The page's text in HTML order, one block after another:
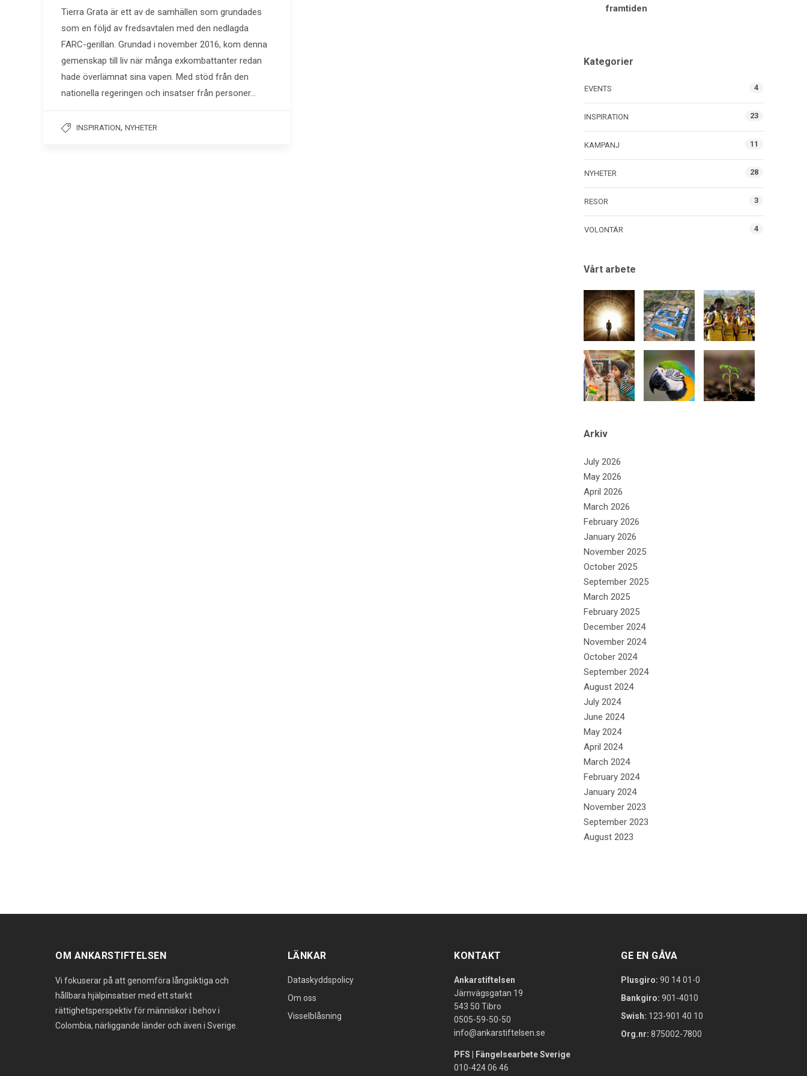
Tierra Grata är ett av de samhällen som grundades
som en följd av fredsavtalen med den nedlagda
FARC-gerillan. Grundad i november 2016, kom denna
gemenskap till liv när många exkombattanter redan
hade överlämnat sina vapen. Med stöd från den
nationella regeringen och insatser från personer…
INSPIRATION, NYHETER
framtiden
Kategorier
EVENTS 4
INSPIRATION 23
KAMPANJ 11
NYHETER 28
RESOR 3
VOLONTÄR 4
Vårt arbete
Arkiv
July 2026
May 2026
April 2026
March 2026
February 2026
January 2026
November 2025
October 2025
September 2025
March 2025
February 2025
December 2024
November 2024
October 2024
September 2024
August 2024
July 2024
June 2024
May 2024
April 2024
March 2024
February 2024
January 2024
November 2023
September 2023
August 2023
OM ANKARSTIFTELSEN
Vi fokuserar på att genomföra långsiktiga och
hållbara hjälpinsatser med ett starkt
rättighetsperspektiv för människor i behov i
Colombia, närliggande länder och även i Sverige.
LÄNKAR
Dataskyddspolicy
Om oss
Visselblåsning
KONTAKT
Ankarstiftelsen
Järnvägsgatan 19
543 50 Tibro
0505-59-50-50
info@ankarstiftelsen.se
PFS | Fängelsearbete Sverige
010-424 06 46
GE EN GÅVA
Plusgiro: 90 14 01-0
Bankgiro: 901-4010
Swish: 123-901 40 10
Org.nr: 875002-7800